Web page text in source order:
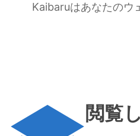
Kaibaruはあなたのウ
閲覧